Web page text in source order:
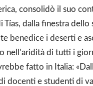
consolidò il suo
Tías, dalla finestra
benedice i deserti e
nell’aridità di tutti i
fatto in Italia:
docenti e studenti di